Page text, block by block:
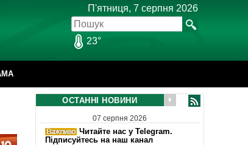
П'ятниця, 7 серпня 2026
23°
ОСТАННІ НОВИНИ
07 серпня 2026
Читайте нас у Telegram.
Підписуйтесь на наш канал